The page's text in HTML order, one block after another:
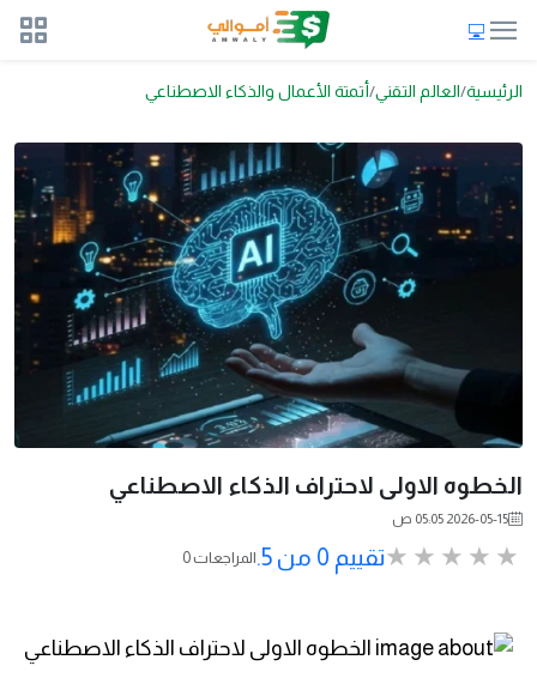
الرئيسية العالم التقني أتمتة الأعمال والذكاء الاصطناعي
الخطوه الاولى لاحتراف الذكاء الاصطناعي
2026-05-15 05:05 ص
تقييم 0 من 5. 0 المراجعات